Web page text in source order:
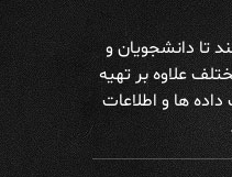
تا دانشجویان و
علاوه بر تهیه
ها و اطلاعات